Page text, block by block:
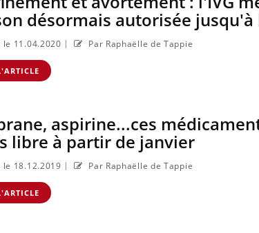
désormais autorisée jusqu'à
le 11.04.2020 | Par Raphaëlle de Tappie
aspirine...ces
libre à partir de janvier
le 18.12.2019 | Par Raphaëlle de Tappie